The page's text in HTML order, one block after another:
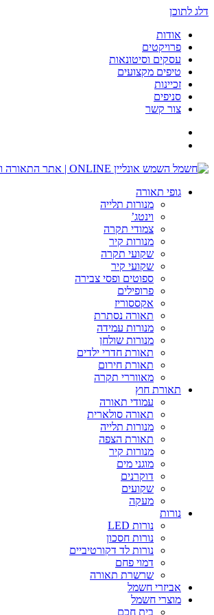
דלג לתוכן
אודות
פרויקטים
עסקים וסיטונאות
טיפים מקצועים
זכיינות
סניפים
צור קשר
גופי תאורה
מנורות תלייה
וינטג’
צמודי תקרה
מנורות קיר
שקועי תקרה
שקועי קיר
ספוטים ופסי צבירה
פרופילים
אקססוריז
תאורה נסתרת
מנורות עמידה
מנורות שולחן
תאורת חדרי ילדים
תאורת חירום
מאווררי תקרה
תאורת חוץ
עמודי תאורה
תאורה סולארית
מנורות תלייה
תאורת הצפה
מנורות קיר
מוגני מים
דוקרנים
שקועים
מעקה
נורות
נורות LED
נורות חסכון
נורות לד דקורטיביים
דמוי פחם
שרשרת תאורה
אביזרי חשמל
מוצרי חשמל
בית חכם